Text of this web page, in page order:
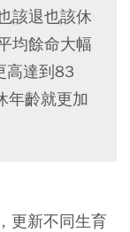
該退也該休
均餘命大幅
高達到83
年齡就更加
更新不同生育